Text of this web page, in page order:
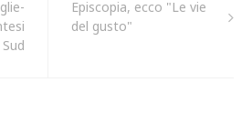
Episcopia, ecco "Le vie
del gusto"